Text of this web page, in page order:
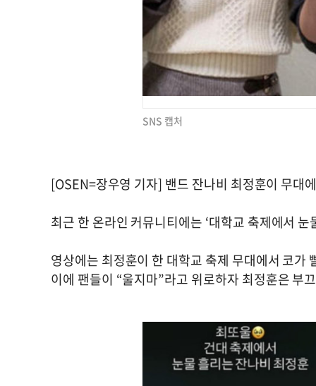
SNS 캡처
[OSEN=장우영 기자] 밴드 잔나비 최정훈이 무대
최근 한 온라인 커뮤니티에는 ‘대학교 축제에서
영상에는 최정훈이 한 대학교 축제 무대에서 코
이에 팬들이 “울지마”라고 위로하자 최정훈은 부